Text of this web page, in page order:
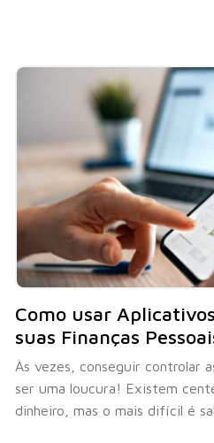
Como usar
suas Finanças
Às vezes, conseguir controlar
ser uma loucura! Existem
dinheiro, mas o mais difícil é